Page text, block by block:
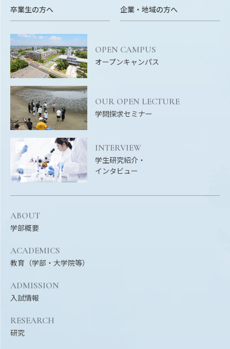
サイトマップ
交通案内
キャンパスマップ
保護者の方へ
BULLETIN
生物資源学研究科紀要
ANPIC
ANPIC安否情報システム
卒業生の方へ 企業・地域の方へ
OPEN CAMPUS
オープンキャンパス
OUR OPEN LECTURE
学問探求セミナー
INTERVIEW
学生研究紹介・
インタビュー
ABOUT
学部概要
ACADEMICS
教育（学部・大学院等）
ADMISSION
入試情報
RESEARCH
研究